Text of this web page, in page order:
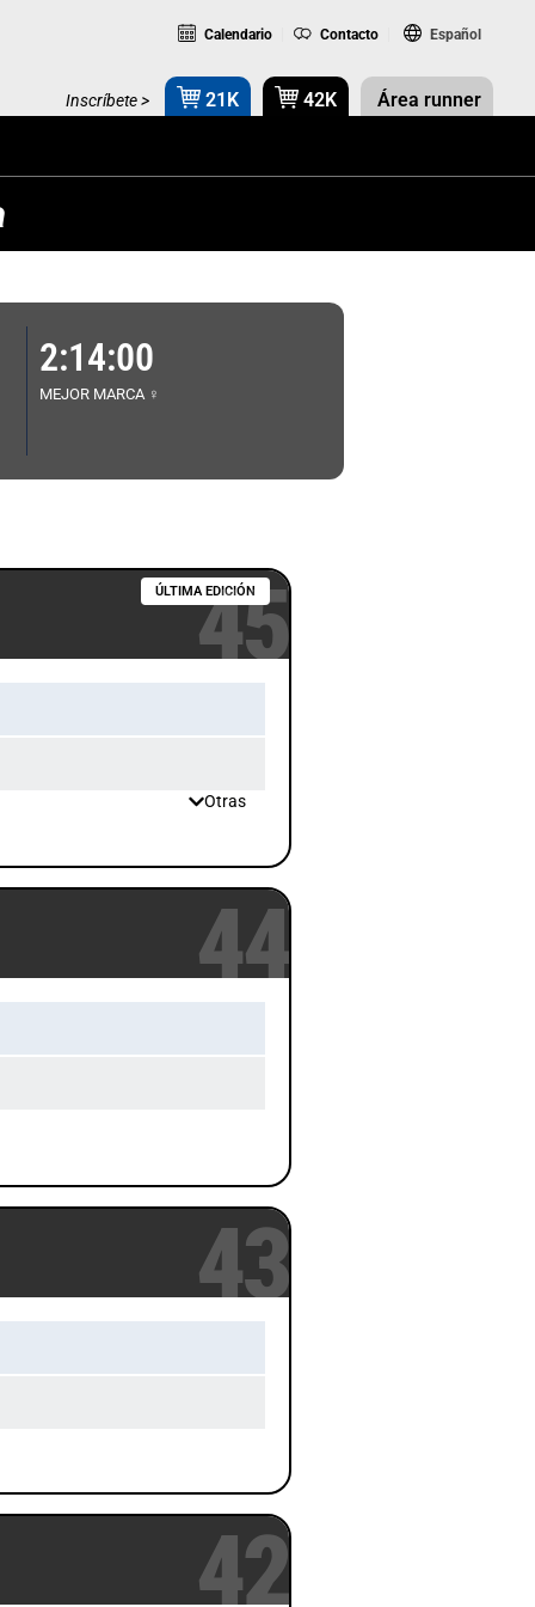
Calendario Contacto Español
Inscríbete > 21K 42K Área runner
2:14:00
MEJOR MARCA ♀
ÚLTIMA EDICIÓN
45
Otras
44
43
42